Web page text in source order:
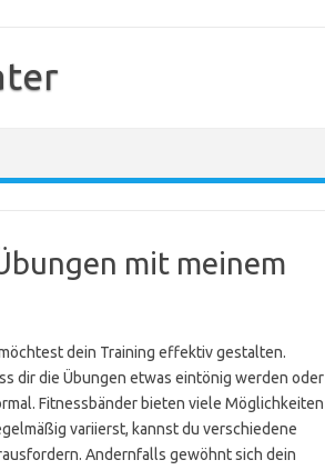
mit meinem
dein Training effektiv gestalten.
dir die Übungen etwas eintönig werden oder
Fitnessbänder bieten viele Möglichkeiten
variierst, kannst du verschiedene
Andernfalls gewöhnt sich dein